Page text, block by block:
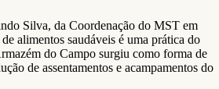
Silva, da Coordenação do MST em
alimentos saudáveis é uma prática do
do Campo surgiu como forma de
de assentamentos e acampamentos do